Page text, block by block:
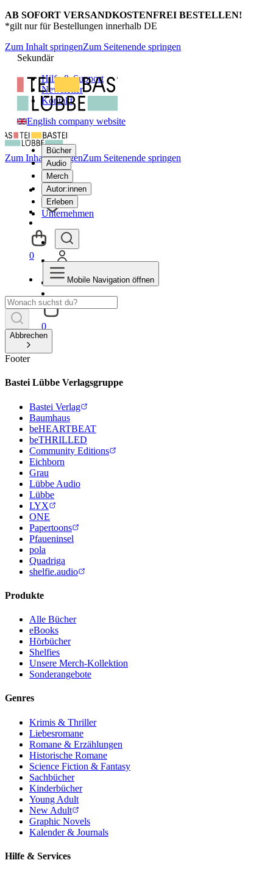
AB SOFORT VERSANDKOSTENFREI BESTELLEN!
*gilt nur für Bestellungen innerhalb DE
Zum Inhalt springenZum Seitenende springen
Sekundär
Hilfe & Support
Newsletter
Kontakt
English company website
Bücher
Audio
Merch
Autor:innen
Erleben
Unternehmen
0
Zum Inhalt springenZum Seitenende springen
0
Mobile Navigation öffnen
Abbrechen
Footer
Bastei Lübbe Verlagsgruppe
Bastei Verlag
Baumhaus
beHEARTBEAT
beTHRILLED
Community Editions
Eichborn
Grau
Lübbe Audio
Lübbe
LYX
ONE
Papertoons
Pfaueninsel
pola
Quadriga
shelfie.audio
Produkte
Alle Bücher
eBooks
Hörbücher
Shelfies
Unsere Merch-Kollektion
Sonderangebote
Genres
Krimis & Thriller
Liebesromane
Romane & Erzählungen
Historische Romane
Science Fiction & Fantasy
Sachbücher
Kinderbücher
Young Adult
New Adult
Graphic Novels
Kalender & Journals
Hilfe & Services